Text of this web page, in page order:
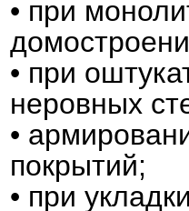
• при
• при
неровных
•
покрытий;
• при